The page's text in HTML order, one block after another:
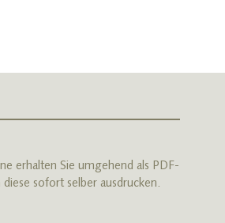
erhalten Sie umgehend als PDF-
sofort selber ausdrucken.